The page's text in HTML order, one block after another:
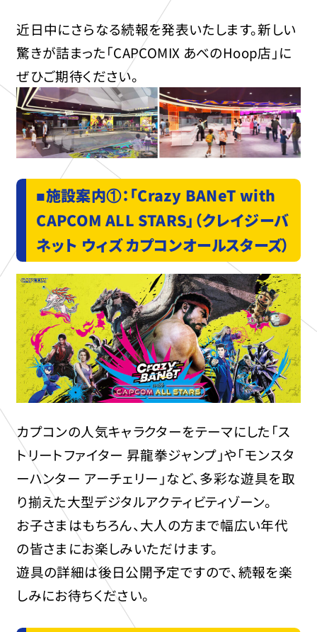
近日中にさらなる続報を発表いたします。新しい
驚きが詰まった「CAPCOMIX あべのHoop店」に
ぜひご期待ください。
■施設案内①：「Crazy BANeT with
CAPCOM ALL STARS」（クレイジーバ
ネット ウィズ カプコンオールスターズ）
カプコンの人気キャラクターをテーマにした「ス
トリートファイター 昇龍拳ジャンプ」や「モンスタ
ーハンター アーチェリー」など、多彩な遊具を取
り揃えた大型デジタルアクティビティゾーン。
お子さまはもちろん、大人の方まで幅広い年代
の皆さまにお楽しみいただけます。
遊具の詳細は後日公開予定ですので、続報を楽
しみにお待ちください。